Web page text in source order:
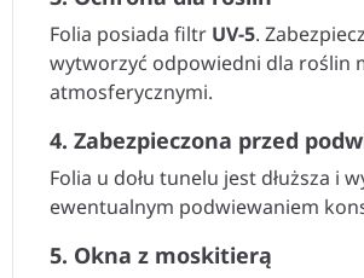
Folia posiada filtr UV-5.
wytworzyć odpowiedni dla roślin
atmosferycznymi.
4. Zabezpieczona przed
Folia u dołu tunelu jest dłuższa i
ewentualnym podwiewaniem
5. Okna z moskitierą